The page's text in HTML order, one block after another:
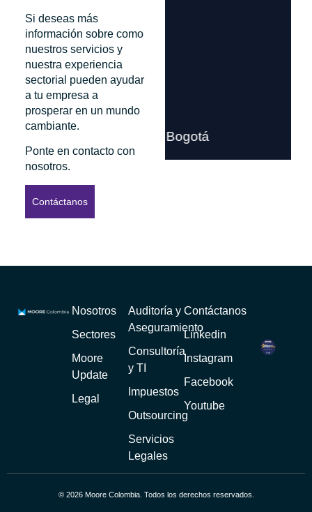
Si deseas más
información sobre como
nuestros servicios y
nuestra experiencia
sectorial pueden ayudar
a tu empresa a
prosperar en un mundo
cambiante.
Ponte en contacto con
nosotros.
Contáctanos
Bogotá
Nosotros
Sectores
Moore
Update
Legal
Auditoría y
Aseguramiento
Consultoría
y TI
Impuestos
Outsourcing
Servicios
Legales
Contáctanos
Linkedin
Instagram
Facebook
Youtube
© 2026 Moore Colombia. Todos los derechos reservados.